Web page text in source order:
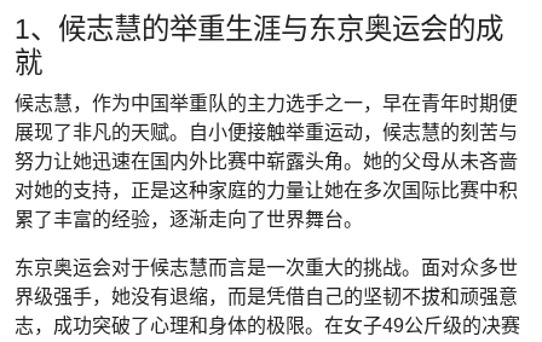
1、候志慧的举重生涯与东京奥运会的成
就
候志慧，作为中国举重队的主力选手之一，早在青年时期便
展现了非凡的天赋。自小便接触举重运动，候志慧的刻苦与
努力让她迅速在国内外比赛中崭露头角。她的父母从未吝啬
对她的支持，正是这种家庭的力量让她在多次国际比赛中积
累了丰富的经验，逐渐走向了世界舞台。
东京奥运会对于候志慧而言是一次重大的挑战。面对众多世
界级强手，她没有退缩，而是凭借自己的坚韧不拔和顽强意
志，成功突破了心理和身体的极限。在女子49公斤级的决赛